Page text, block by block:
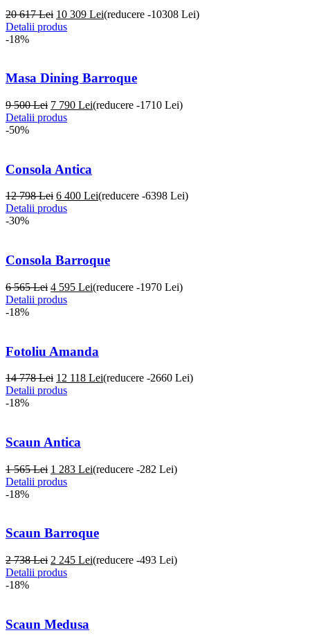
20 617 Lei 10 309 Lei(reducere -10308 Lei)
Detalii produs
-18%
Masa Dining Barroque
9 500 Lei 7 790 Lei(reducere -1710 Lei)
Detalii produs
-50%
Consola Antica
12 798 Lei 6 400 Lei(reducere -6398 Lei)
Detalii produs
-30%
Consola Barroque
6 565 Lei 4 595 Lei(reducere -1970 Lei)
Detalii produs
-18%
Fotoliu Amanda
14 778 Lei 12 118 Lei(reducere -2660 Lei)
Detalii produs
-18%
Scaun Antica
1 565 Lei 1 283 Lei(reducere -282 Lei)
Detalii produs
-18%
Scaun Barroque
2 738 Lei 2 245 Lei(reducere -493 Lei)
Detalii produs
-18%
Scaun Medusa